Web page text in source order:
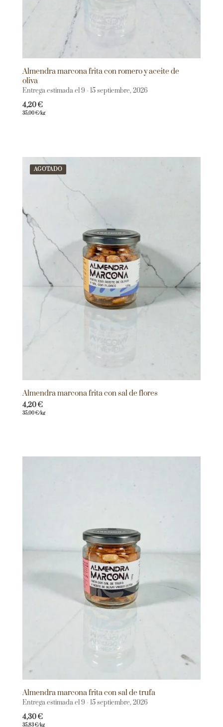
Almendra marcona frita con romero y aceite de
oliva
Entrega estimada el 9 - 15 septiembre, 2026
4,20€
35,00€/kg
AGOTADO
Almendra marcona frita con sal de flores
4,20€
35,00€/kg
Almendra marcona frita con sal de trufa
Entrega estimada el 9 - 15 septiembre, 2026
4,30€
35,83€/kg